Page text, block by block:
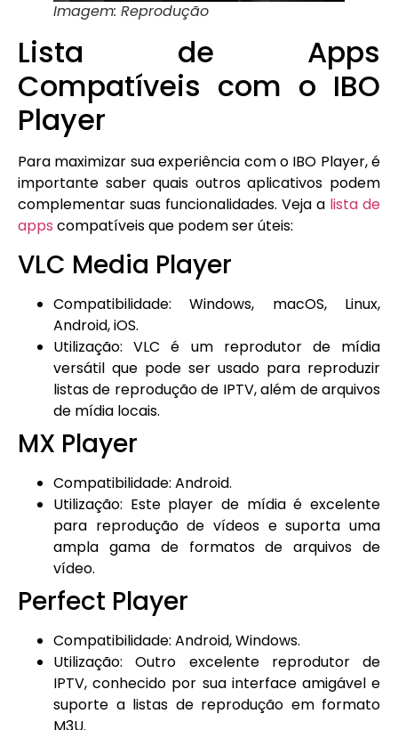
Imagem: Reprodução
Lista de Apps
Compatíveis com o IBO
Player
Para maximizar sua experiência com o IBO Player, é
importante saber quais outros aplicativos podem
complementar suas funcionalidades. Veja a lista de
apps compatíveis que podem ser úteis:
VLC Media Player
Compatibilidade: Windows, macOS, Linux,
Android, iOS.
Utilização: VLC é um reprodutor de mídia
versátil que pode ser usado para reproduzir
listas de reprodução de IPTV, além de arquivos
de mídia locais.
MX Player
Compatibilidade: Android.
Utilização: Este player de mídia é excelente
para reprodução de vídeos e suporta uma
ampla gama de formatos de arquivos de
vídeo.
Perfect Player
Compatibilidade: Android, Windows.
Utilização: Outro excelente reprodutor de
IPTV, conhecido por sua interface amigável e
suporte a listas de reprodução em formato
M3U.